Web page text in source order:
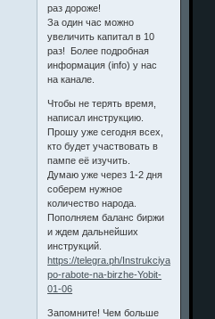
раз дороже!
За один час можно
увеличить капитал в 10
раз! Более подробная
информация (info) у нас
на канале.
Чтобы не терять время,
написал инструкцию.
Прошу уже сегодня всех,
кто будет участвовать в
пампе её изучить.
Думаю уже через 1-2 дня
соберем нужное
количество народа.
Пополняем баланс биржи
и ждем дальнейших
инструкций.
https://telegra.ph/Instrukciya-
po-rabote-na-birzhe-Yobit-
01-06
Запомните! Чем больше